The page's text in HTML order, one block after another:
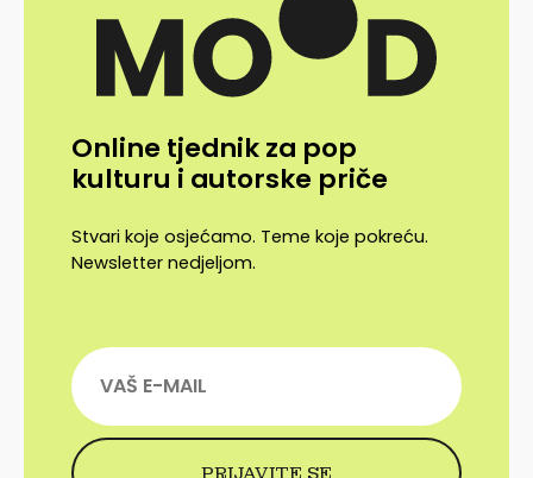
Online tjednik za pop
kulturu i autorske priče
Stvari koje osjećamo. Teme koje pokreću.
Newsletter nedjeljom.